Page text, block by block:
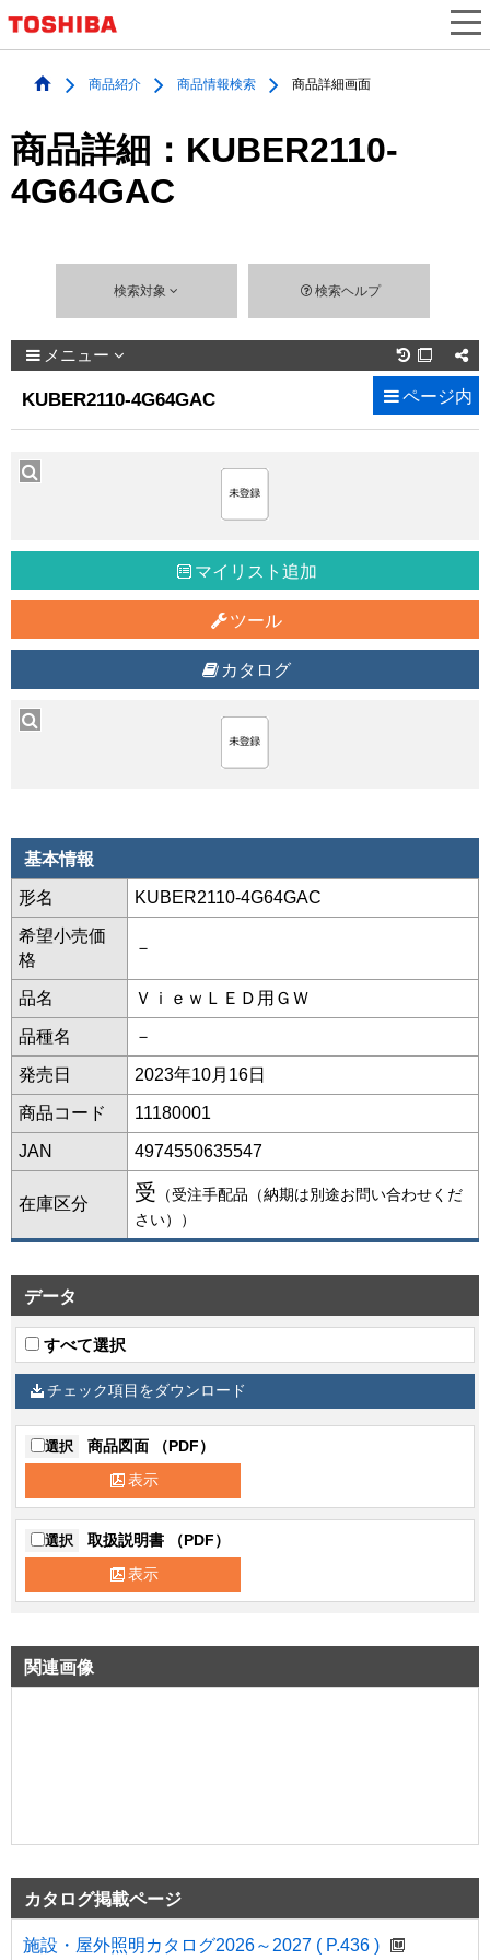
商品紹介 商品情報検索 商品詳細画面
商品詳細：KUBER2110-
4G64GAC
検索対象 検索ヘルプ
メニュー 
KUBER2110-4G64GAC ページ内
マイリスト追加
ツール
カタログ
基本情報
形名 KUBER2110-4G64GAC
希望小売価
格
－
品名 ＶｉｅｗＬＥＤ用ＧＷ
品種名 －
発売日 2023年10月16日
商品コード 11180001
JAN 4974550635547
在庫区分 受 （受注手配品（納期は別途お問い合わせくだ
さい））
データ
すべて選択
チェック項目をダウンロード
選択 商品図面 （PDF）
表示
選択 取扱説明書 （PDF）
表示
関連画像
カタログ掲載ページ
施設・屋外照明カタログ2026～2027 ( P.436 )